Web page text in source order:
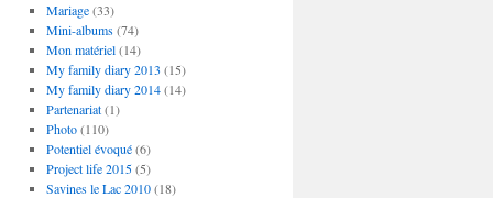
Mariage(33)
Mini-albums(74)
Mon matériel(14)
My family diary 2013 (15)
My family diary 2014(14)
Partenariat(1)
Photo(110)
Potentiel évoqué(6)
Project life 2015(5)
Savines le Lac 2010(18)